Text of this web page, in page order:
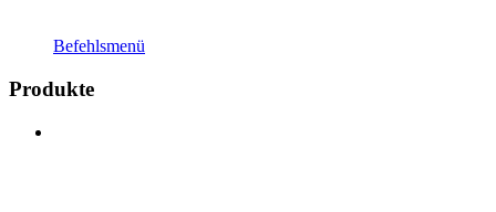
Befehlsmenü
Produkte